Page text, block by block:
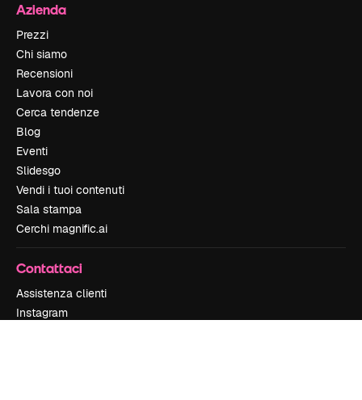
Azienda
Prezzi
Chi siamo
Recensioni
Lavora con noi
Cerca tendenze
Blog
Eventi
Slidesgo
Vendi i tuoi contenuti
Sala stampa
Cerchi magnific.ai
Contattaci
Assistenza clienti
Instagram